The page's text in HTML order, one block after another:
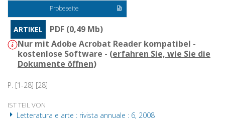
Probeseite
ARTIKEL
PDF (0,49 Mb)
Nur mit Adobe Acrobat Reader kompatibel -
kostenlose Software - (erfahren Sie, wie Sie die
Dokumente öffnen)
P. [1-28] [28]
IST TEIL VON
Letteratura e arte : rivista annuale : 6, 2008